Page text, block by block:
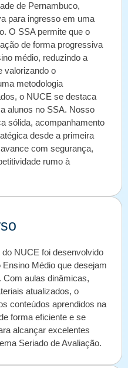
de Pernambuco,
para ingresso em uma
O SSA permite que o
de forma progressiva
médio, reduzindo a
valorizando o
metodologia
o NUCE se destaca
alunos no SSA. Nosso
sólida, acompanhamento
desde a primeira
com segurança,
rumo à
NUCE foi desenvolvido
Médio que desejam
aulas dinâmicas,
atualizados, o
conteúdos aprendidos na
forma eficiente e se
alcançar excelentes
Seriado de Avaliação.